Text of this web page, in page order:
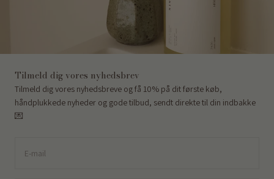
Tilmeld dig vores nyhedsbrev
Tilmeld dig vores nyhedsbreve og få 10% på dit første køb,
håndplukkede nyheder og gode tilbud, sendt direkte til din indbakke
💌
E-mail